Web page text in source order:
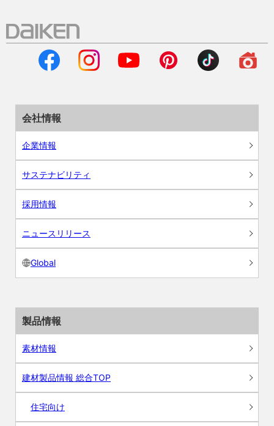
会社情報
企業情報
サステナビリティ
採用情報
ニュースリリース
Global
製品情報
素材情報
建材製品情報 総合TOP
住宅向け